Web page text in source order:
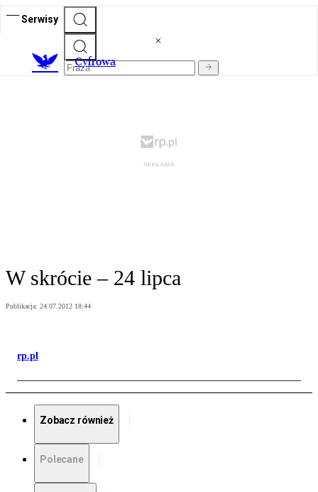
Serwisy
Cyfrowa
W skrócie – 24 lipca
Publikacja: 24.07.2012 18:44
rp.pl
Zobacz również
Polecane